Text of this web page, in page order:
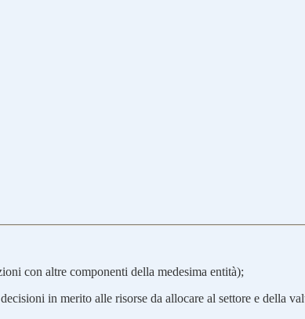
con altre componenti della medesima entità);
in merito alle risorse da allocare al settore e della